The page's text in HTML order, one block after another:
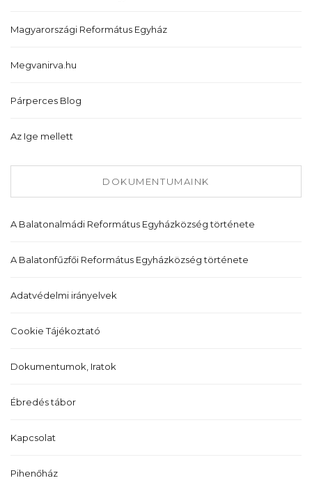
Magyarországi Református Egyház
Megvanirva.hu
Párperces Blog
Az Ige mellett
DOKUMENTUMAINK
A Balatonalmádi Református Egyházközség története
A Balatonfűzfői Református Egyházközség története
Adatvédelmi irányelvek
Cookie Tájékoztató
Dokumentumok, Iratok
Ébredés tábor
Kapcsolat
Pihenőház